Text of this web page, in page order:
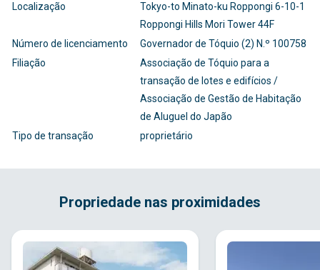
Localização
Tokyo-to Minato-ku Roppongi 6-10-1
Roppongi Hills Mori Tower 44F
Número de licenciamento
Governador de Tóquio (2) N.º 100758
Filiação
Associação de Tóquio para a
transação de lotes e edifícios /
Associação de Gestão de Habitação
de Aluguel do Japão
Tipo de transação
proprietário
Propriedade nas proximidades